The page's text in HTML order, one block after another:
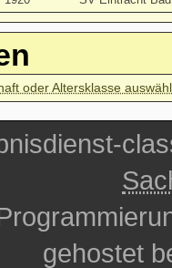
oder Altersklasse
gehostet